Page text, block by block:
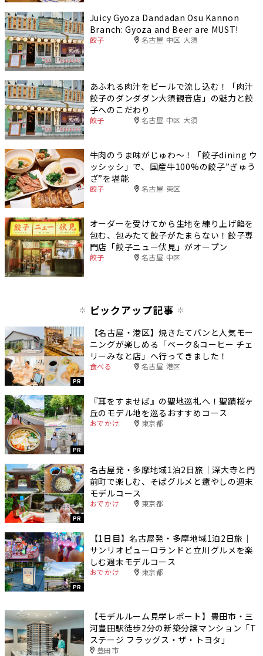
Juicy Gyoza Dandadan Osu Kannon
Branch: Gyoza and Beer are MUST!
餃子 名古屋 中区 大須
あふれる肉汁をビールで流し込む！「肉汁
餃子のダンダダン大須観音店」の魅力と餃
子へのこだわり
餃子 名古屋 中区 大須
牛肉のうま味がじゅわ〜！「餃子dining ウ
ッシッシ」で、国産牛100%の餃子”ぎゅう
ざ”を堪能
餃子 名古屋 東区
オーダーを受けてから生地を練り上げ餡を
包む、包みたて餃子がたまらない！餃子専
門店「餃子ニュー伏見」がオープン
餃子 名古屋 中区
ピックアップ記事
PR
【名古屋・港区】焼きたてパンと人気モー
ニングが楽しめる「ベーク&コーヒー チェ
リーみなと店」へ行ってきました！
食べる 名古屋 港区
PR
『耳をすませば』の聖地巡礼へ！聖蹟桜ヶ
丘のモデル地を巡るおすすめコース
おでかけ 東京都
PR
名古屋発・多摩地域1泊2日旅｜深大寺と門
前町で楽しむ、そばグルメと癒やしの週末
モデルコース
おでかけ 東京都
PR
【1日目】名古屋発・多摩地域1泊2日旅｜
サンリオピューロランドと立川グルメを楽
しむ週末モデルコース
おでかけ 東京都
【モデルルーム見学レポート】豊田市・三
河豊田駅徒歩2分の新築分譲マンション「T
ステージ フラッグス・ザ・トヨタ」
豊田市